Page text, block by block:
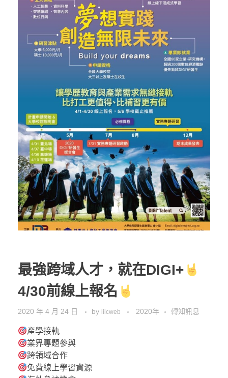
空間介紹與租用
行政人員介紹
張文彥 主任
劉美慧 助理
東之皇華創業競賽
東區聯盟相關資訊
舊網站訊息(2019前)
聯絡育成
國立東華大學
研究發展處
社團法人中華創業育成協會
新創圓夢網
百萬旗艦計畫
最強跨域人才，就在DIGI+
4/30前線上報名
2020 年 4 月 24 日 by iiicweb 2020年 轉知訊息
產學接軌
業界專題參與
跨領域合作
免費線上學習資源